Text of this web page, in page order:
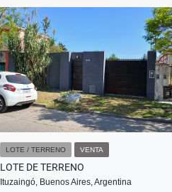
LOTE / TERRENO VENTA
LOTE DE TERRENO
Ituzaingó, Buenos Aires, Argentina